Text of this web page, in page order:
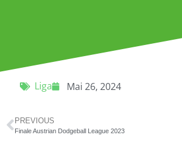
Liga Mai 26, 2024
PREVIOUS
Finale Austrian Dodgeball League 2023